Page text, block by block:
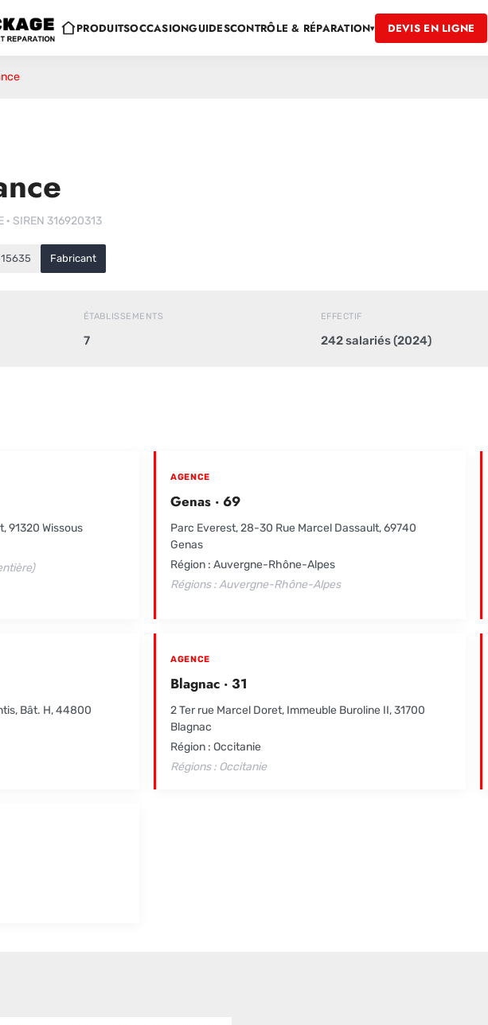
PRODUITSOCCASIONGUIDESCONTRÔLE & RÉPARATION▾ DEVIS EN LIGNE
· SIREN 316920313
Fabricant
ÉTABLISSEMENTS
7
EFFECTIF
242 salariés (2024)
91320 Wissous
AGENCE
Genas · 69
Parc Everest, 28-30 Rue Marcel Dassault, 69740
Genas
Région : Auvergne-Rhône-Alpes
Régions : Auvergne-Rhône-Alpes
Bât. H, 44800
AGENCE
Blagnac · 31
2 Ter rue Marcel Doret, Immeuble Buroline II, 31700
Blagnac
Région : Occitanie
Régions : Occitanie